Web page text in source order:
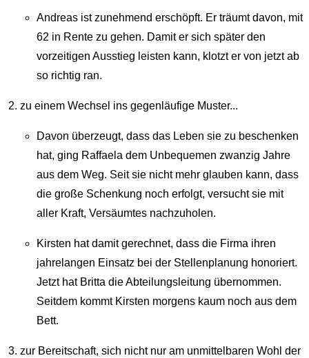
Andreas ist zunehmend erschöpft. Er träumt davon, mit
62 in Rente zu gehen. Damit er sich später den
vorzeitigen Ausstieg leisten kann, klotzt er von jetzt ab
so richtig ran.
zu einem Wechsel ins gegenläufige Muster...
Davon überzeugt, dass das Leben sie zu beschenken
hat, ging Raffaela dem Unbequemen zwanzig Jahre
aus dem Weg. Seit sie nicht mehr glauben kann, dass
die große Schenkung noch erfolgt, versucht sie mit
aller Kraft, Versäumtes nachzuholen.
Kirsten hat damit gerechnet, dass die Firma ihren
jahrelangen Einsatz bei der Stellenplanung honoriert.
Jetzt hat Britta die Abteilungsleitung übernommen.
Seitdem kommt Kirsten morgens kaum noch aus dem
Bett.
zur Bereitschaft, sich nicht nur am unmittelbaren Wohl der